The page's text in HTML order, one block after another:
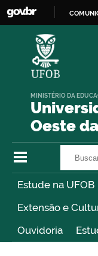
Oeste
MINISTÉRIO DA
Estude na UFOB
Extensão e
Ouvidoria